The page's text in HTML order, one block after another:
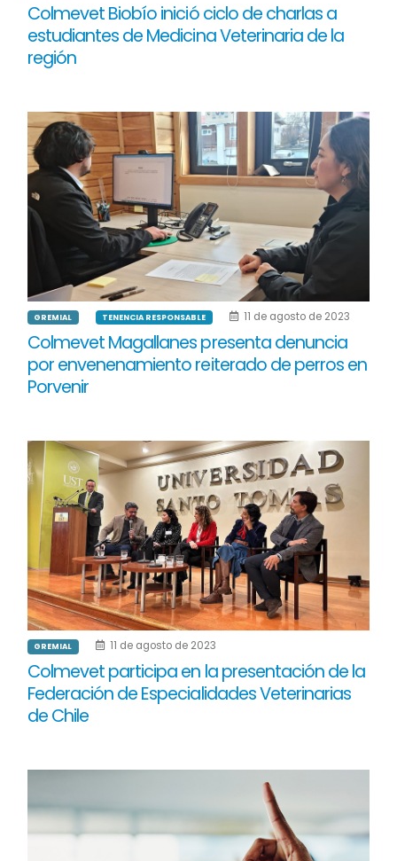
Colmevet Biobío inició ciclo de charlas a
estudiantes de Medicina Veterinaria de la
región
GREMIAL TENENCIA RESPONSABLE 11 de agosto de 2023
Colmevet Magallanes presenta denuncia
por envenenamiento reiterado de perros en
Porvenir
GREMIAL 11 de agosto de 2023
Colmevet participa en la presentación de la
Federación de Especialidades Veterinarias
de Chile